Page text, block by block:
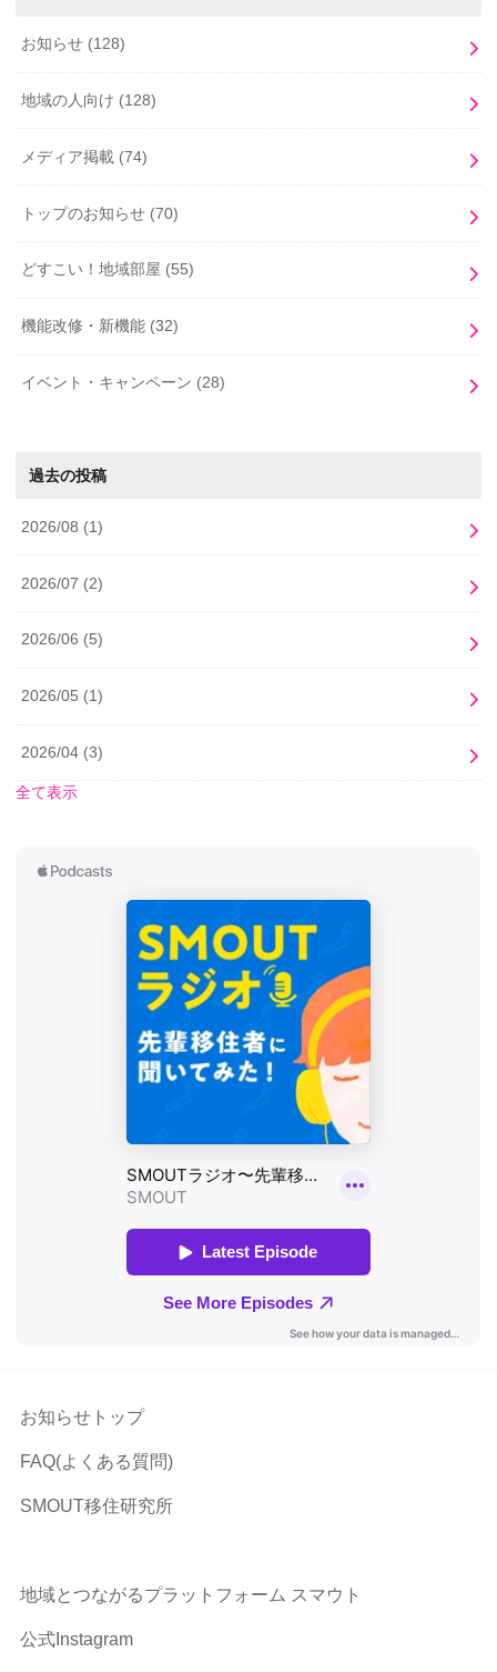
お知らせ (128)
地域の人向け (128)
メディア掲載 (74)
トップのお知らせ (70)
どすこい！地域部屋 (55)
機能改修・新機能 (32)
イベント・キャンペーン (28)
過去の投稿
2026/08 (1)
2026/07 (2)
2026/06 (5)
2026/05 (1)
2026/04 (3)
全て表示
お知らせトップ
FAQ(よくある質問)
SMOUT移住研究所
地域とつながるプラットフォーム スマウト
公式Instagram